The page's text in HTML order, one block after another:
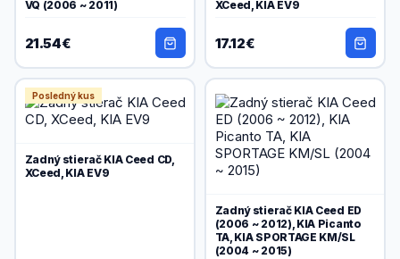
VQ (2006 ~ 2011)
21.54€
XCeed, KIA EV9
17.12€
Posledný kus
Zadný stierač KIA Ceed CD,
XCeed, KIA EV9
Zadný stierač KIA Ceed ED
(2006 ~ 2012), KIA Picanto
TA, KIA SPORTAGE KM/SL
(2004 ~ 2015)